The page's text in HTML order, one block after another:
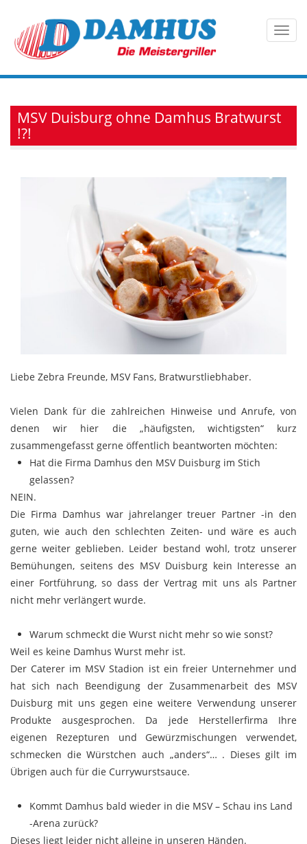
MSV Duisburg ohne Damhus Bratwurst
!?!
Liebe Zebra Freunde, MSV Fans, Bratwurstliebhaber.
Vielen Dank für die zahlreichen Hinweise und Anrufe, von
denen wir hier die „häufigsten, wichtigsten“ kurz
zusammengefasst gerne öffentlich beantworten möchten:
Hat die Firma Damhus den MSV Duisburg im Stich
gelassen?
NEIN.
Die Firma Damhus war jahrelanger treuer Partner -in den
guten, wie auch den schlechten Zeiten- und wäre es auch
gerne weiter geblieben. Leider bestand wohl, trotz unserer
Bemühungen, seitens des MSV Duisburg kein Interesse an
einer Fortführung, so dass der Vertrag mit uns als Partner
nicht mehr verlängert wurde.
Warum schmeckt die Wurst nicht mehr so wie sonst?
Weil es keine Damhus Wurst mehr ist.
Der Caterer im MSV Stadion ist ein freier Unternehmer und
hat sich nach Beendigung der Zusammenarbeit des MSV
Duisburg mit uns gegen eine weitere Verwendung unserer
Produkte ausgesprochen. Da jede Herstellerfirma Ihre
eigenen Rezepturen und Gewürzmischungen verwendet,
schmecken die Würstchen auch „anders“… . Dieses gilt im
Übrigen auch für die Currywurstsauce.
Kommt Damhus bald wieder in die MSV – Schau ins Land
-Arena zurück?
Dieses liegt leider nicht alleine in unseren Händen.